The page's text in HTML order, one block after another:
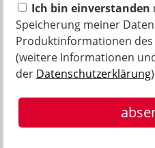
Ich bin einverstanden
Speicherung meiner
Produktinformationen
(weitere Informationen
der Datenschutzerklärung